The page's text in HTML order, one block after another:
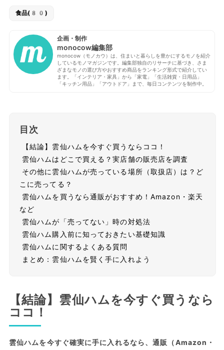
食品(80)
企画・制作
monocow編集部
monocow（モノカウ）は、住まいと暮らしを豊かにするモノを紹介
しているモノマガジンです。編集部独自のリサーチに基づき、さま
ざまなモノの選び方やおすすめ商品をランキング形式で紹介してい
ます。「インテリア・家具」から「家電」「生活雑貨・日用品」
「キッチン用品」「アウトドア」まで、毎日コンテンツを制作中。
目次
【結論】雲仙ハムを今すぐ買うならココ！
雲仙ハムはどこで買える？実店舗の販売店を調査
その他に雲仙ハムが売っている場所（取扱店）は？ど
こに売ってる？
雲仙ハムを買うなら通販がおすすめ！Amazon・楽天
など
雲仙ハムが「売ってない」時の対処法
雲仙ハム購入前に知っておきたい基礎知識
雲仙ハムに関するよくある質問
まとめ：雲仙ハムを賢く手に入れよう
【結論】雲仙ハムを今すぐ買うなら
ココ！
雲仙ハムを今すぐ確実に手に入れるなら、通販（Amazon・